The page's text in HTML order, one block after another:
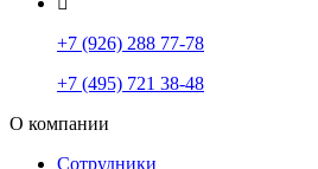
+7 (926) 288 77-78
+7 (495) 721 38-48
О компании
Сотрудники